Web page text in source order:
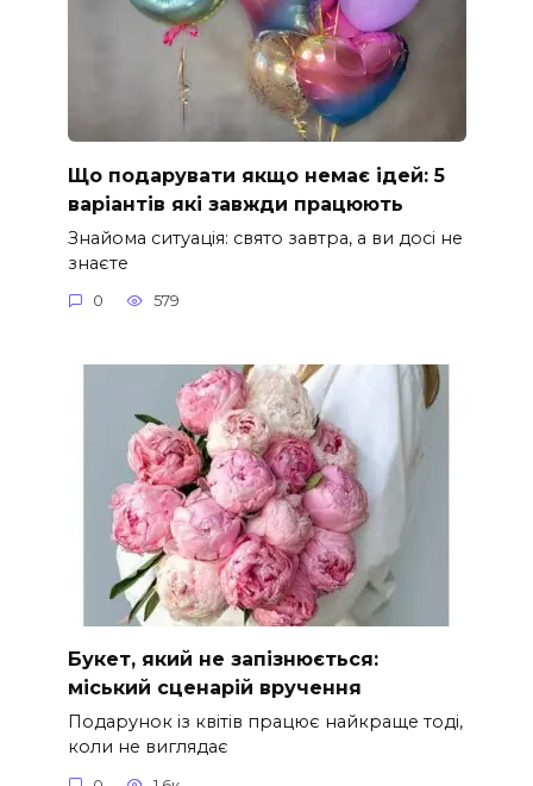
Що подарувати якщо немає ідей: 5
варіантів які завжди працюють
Знайома ситуація: свято завтра, а ви досі не
знаєте
0 579
Букет, який не запізнюється:
міський сценарій вручення
Подарунок із квітів працює найкраще тоді,
коли не виглядає